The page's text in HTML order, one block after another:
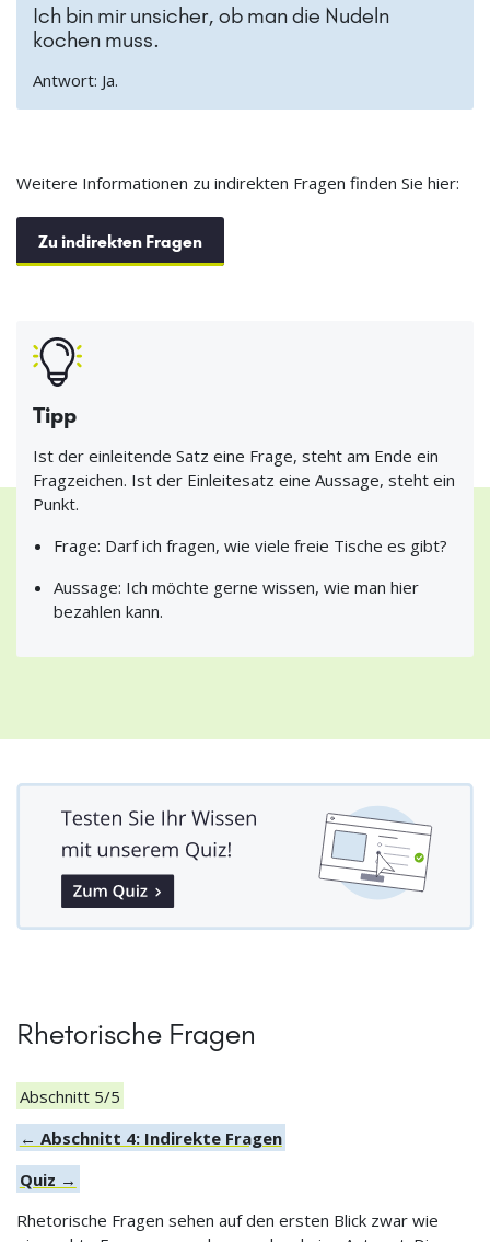
Ich bin mir unsicher, ob man die Nudeln
kochen muss.
Antwort: Ja.
Weitere Informationen zu indirekten Fragen finden Sie hier:
Zu indirekten Fragen
Tipp
Ist der einleitende Satz eine Frage, steht am Ende ein
Fragzeichen. Ist der Einleitesatz eine Aussage, steht ein
Punkt.
Frage: Darf ich fragen, wie viele freie Tische es gibt?
Aussage: Ich möchte gerne wissen, wie man hier
bezahlen kann.
Rhetorische Fragen
Abschnitt 5/5
← Abschnitt 4: Indirekte Fragen
Quiz →
Rhetorische Fragen sehen auf den ersten Blick zwar wie